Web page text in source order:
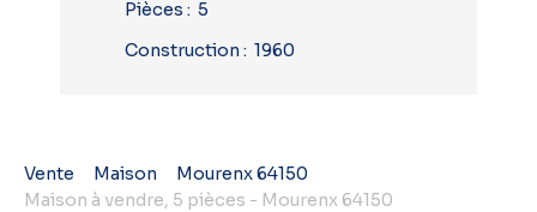
Pièces : 5
Construction : 1960
Vente Maison
Mourenx 64150
Maison à vendre, 5 pièces - Mourenx 64150